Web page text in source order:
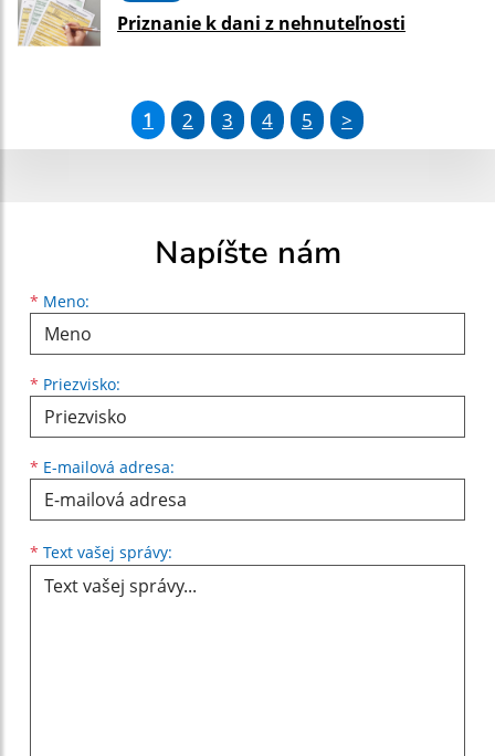
Priznanie k dani z nehnuteľnosti
1 2 3 4 5 >
Napíšte nám
* Meno:
Meno
* Priezvisko:
Priezvisko
* E-mailová adresa:
E-mailová adresa
* Text vašej správy: